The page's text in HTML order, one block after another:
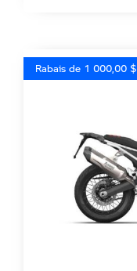
Rabais de 1 000,00 $